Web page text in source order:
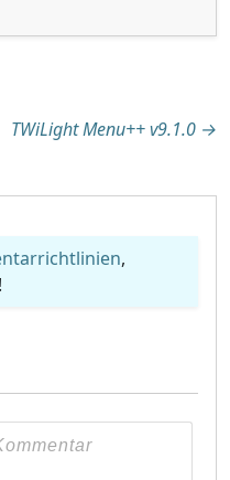
TWiLight Menu++ v9.1.0 →
,